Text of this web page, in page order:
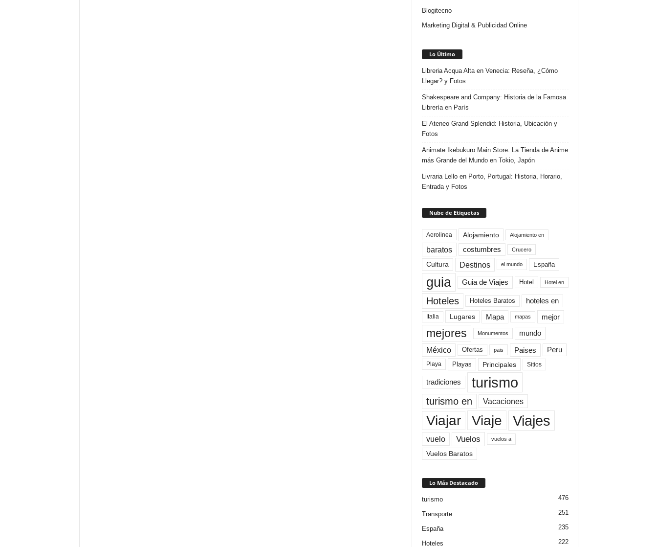
Blogitecno
Marketing Digital & Publicidad Online
Lo Último
Libreria Acqua Alta en Venecia: Reseña, ¿Cómo
Llegar? y Fotos
Shakespeare and Company: Historia de la Famosa
Librería en París
El Ateneo Grand Splendid: Historia, Ubicación y
Fotos
Animate Ikebukuro Main Store: La Tienda de Anime
más Grande del Mundo en Tokio, Japón
Livraria Lello en Porto, Portugal: Historia, Horario,
Entrada y Fotos
Nube de Etiquetas
Aerolinea Alojamiento Alojamiento en
baratos costumbres Crucero
Cultura Destinos el mundo España
guia Guia de Viajes Hotel Hotel en
Hoteles Hoteles Baratos hoteles en
Italia Lugares Mapa mapas mejor
mejores Monumentos mundo
México Ofertas pais Paises Peru
Playa Playas Principales Sitios
tradiciones turismo
turismo en Vacaciones
Viajar Viaje Viajes
vuelo Vuelos vuelos a
Vuelos Baratos
Lo Más Destacado
turismo 476
Transporte 251
España 235
Hoteles 222